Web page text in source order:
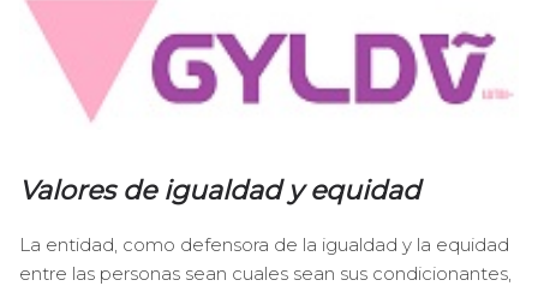
Valoresde igualdad y equidad
La entidad, como defensora de la igualdad y la equidad
entre las personas sean cuales sean sus condicionantes,